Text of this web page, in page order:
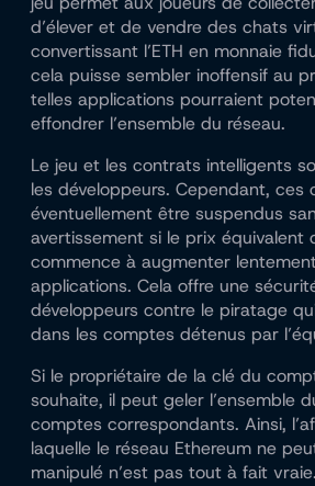
d’élever et de vendre des chats
convertissant l’ETH en monnaie
cela puisse sembler inoffensif au
telles applications pourraient
effondrer l’ensemble du réseau.
Le jeu et les contrats intelligents
les développeurs. Cependant,
éventuellement être suspendus
avertissement si le prix équivalent
commence à augmenter
applications. Cela offre une
développeurs contre le piratage
dans les comptes détenus par
Si le propriétaire de la clé du
souhaite, il peut geler l’ensemble
comptes correspondants. Ainsi,
laquelle le réseau Ethereum ne
manipulé n’est pas tout à fait vraie.